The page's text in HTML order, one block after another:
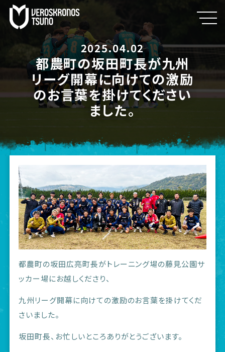
2025.04.02
都農町の坂田町長が九州
リーグ開幕に向けての激励
のお言葉を掛けてください
ました。
都農町の坂田広亮町長がトレーニング場の藤見公園サ
ッカー場にお越しくださり、
九州リーグ開幕に向けての激励のお言葉を掛けてくだ
さいました。
坂田町長、お忙しいところありがとうございます。